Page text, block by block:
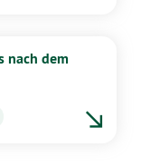
nach dem